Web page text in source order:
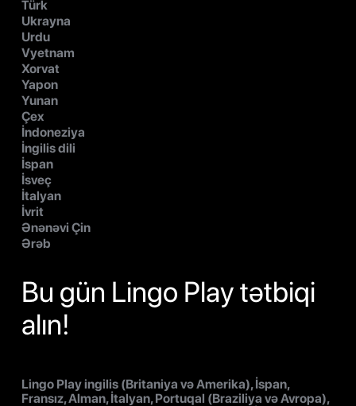
Türk
Ukrayna
Urdu
Vyetnam
Xorvat
Yapon
Yunan
Çex
İndoneziya
İngilis dili
İspan
İsveç
İtalyan
İvrit
Ənənəvi Çin
Ərəb
Bu gün Lingo Play tətbiqi
alın!
Lingo Play ingilis (Britaniya və Amerika), İspan,
Fransız, Alman, İtalyan, Portuqal (Braziliya və Avropa),